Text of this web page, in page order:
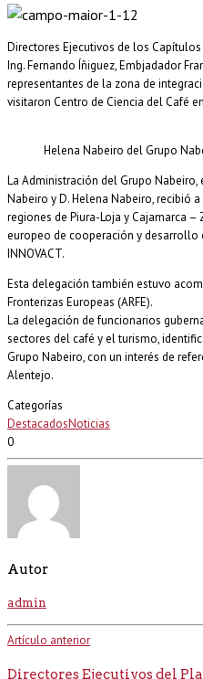
Directores Ejecutivos de los
Ing. Fernando Íñiguez, Embjadador
representantes de la zona de
visitaron Centro de Ciencia del Café
Helena Nabeiro del Grupo
La Administración del Grupo
Nabeiro y D. Helena Nabeiro, recibió
regiones de Piura-Loja y Cajamarca
europeo de cooperación y desarrollo
INNOVACT.
Esta delegación también estuvo
Fronterizas Europeas (ARFE).
La delegación de funcionarios
sectores del café y el turismo,
Grupo Nabeiro, con un interés de
Alentejo.
Categorías
DestacadosNoticias
0
Autor
admin
Artículo anterior
Directores Ejecutivos del